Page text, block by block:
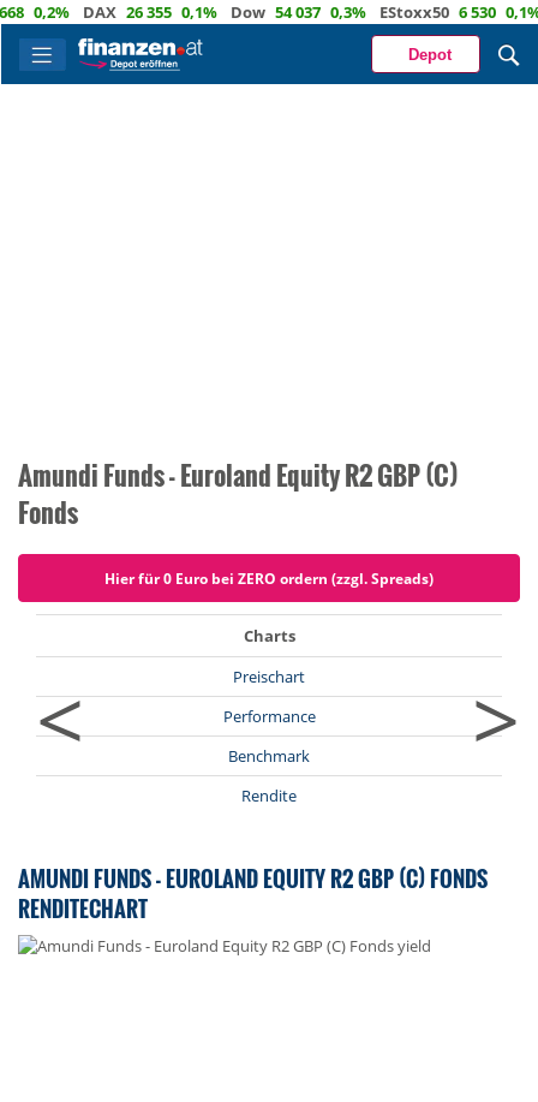
0,2% DAX 26 355 0,1% Dow 54 037 0,3% EStoxx50 6 530 0,1%
Depot
Amundi Funds - Euroland Equity R2 GBP (C)
Fonds
Hier für 0 Euro bei ZERO ordern (zzgl. Spreads)
<
Charts
Preischart
Performance
Benchmark
Rendite
>
AMUNDI FUNDS - EUROLAND EQUITY R2 GBP (C) FONDS
RENDITECHART